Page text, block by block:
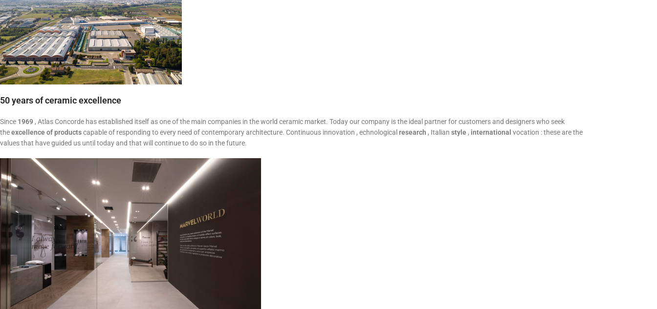
50 years of ceramic excellence
Since 1969 , Atlas Concorde has established itself as one of the main companies in the world ceramic market. Today our company is the ideal partner for customers and designers who seek
theexcellence of productscapable of responding to every need of contemporary architecture. Continuous innovation , echnological research , Italian style , international vocation : these are the
values ​​that have guided us until today and that will continue to do so in the future.